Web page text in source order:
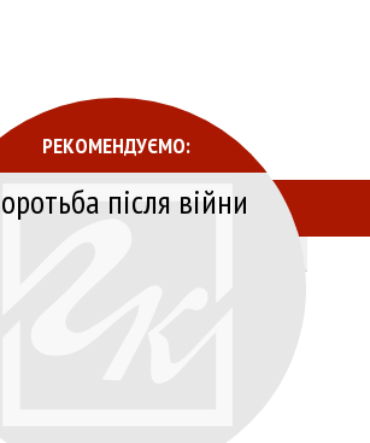
РЕКОМЕНДУЄМО:
після війни